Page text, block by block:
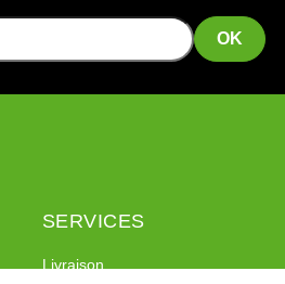
SERVICES
Livraison